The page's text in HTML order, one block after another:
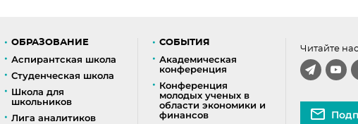
ОБРАЗОВАНИЕ
Аспирантская школа
Студенческая школа
Школа для
школьников
Лига аналитиков
СОБЫТИЯ
Академическая
конференция
Конференция
молодых ученых в
области экономики и
финансов
Читайте нас